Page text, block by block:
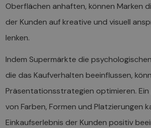
Oberflächen anhaften, können Marken
der Kunden auf kreative und visuell
lenken.
Indem Supermärkte die
die das Kaufverhalten beeinflussen,
Präsentationsstrategien optimieren. Ein
von Farben, Formen und Platzierungen
Einkaufserlebnis der Kunden positiv